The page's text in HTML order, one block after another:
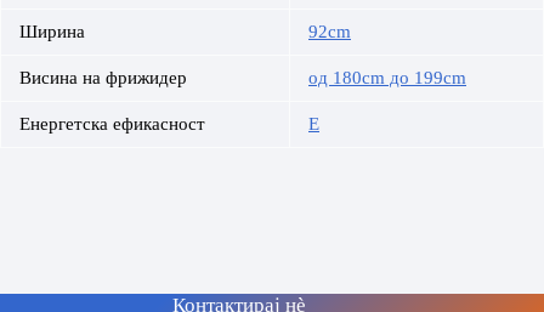
Ширина 92cm
Висина на фрижидер од 180cm до 199cm
Енергетска ефикасност E
Контактирај нè